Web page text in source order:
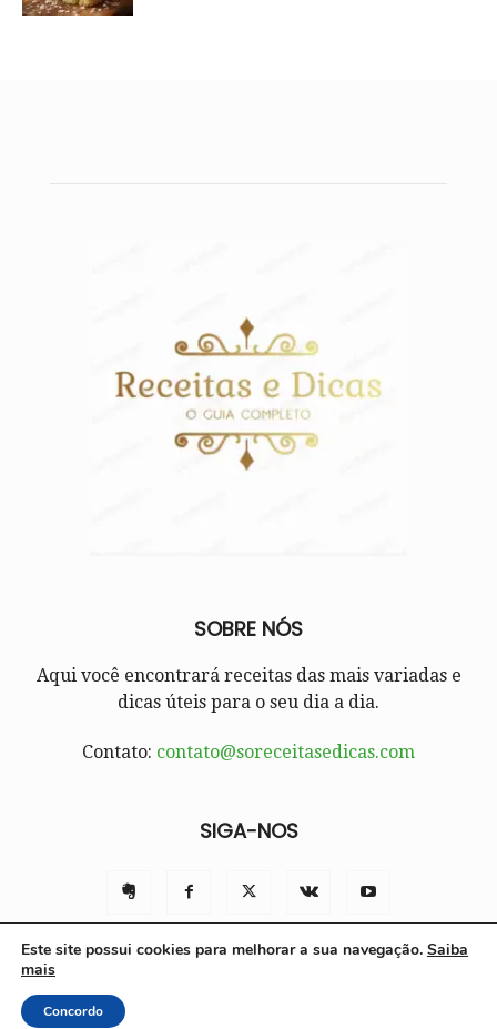
SOBRE NÓS
Aqui você encontrará receitas das mais variadas e
dicas úteis para o seu dia a dia.
Contato: contato@soreceitasedicas.com
SIGA-NOS
© Só Receitas e Dicas 2025 | Todos os direitos reservados.
Este site possui cookies para melhorar a sua navegação. Saiba
mais
Concordo